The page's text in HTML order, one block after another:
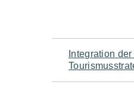
für
Integration